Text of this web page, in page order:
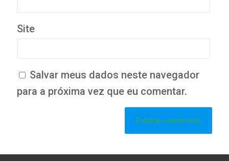
Site
Salvar meus dados neste navegador
para a próxima vez que eu comentar.